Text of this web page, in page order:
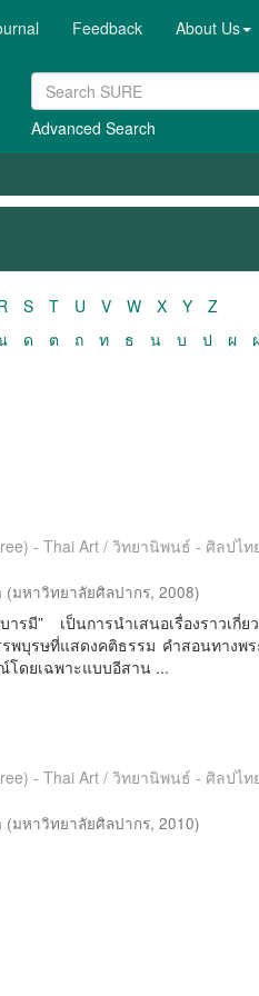
Feedback About Us
Advanced Search
S T U V W X Y
Z
ด ต ถ ท ธ น บ ป ผ
- Thai Art / วิทยานิพนธ์ - ศิลปไท
(มหาวิทยาลัยศิลปากร,2008)
รมี” เป็นการนำเสนอเรื่องราวเกี่
บุรษที่แสดงคติธรรม คำสอนทางพ
โดยเฉพาะแบบอีสาน ...
- Thai Art / วิทยานิพนธ์ - ศิลปไท
(มหาวิทยาลัยศิลปากร,2010)